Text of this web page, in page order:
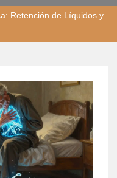
Retención de Líquidos y